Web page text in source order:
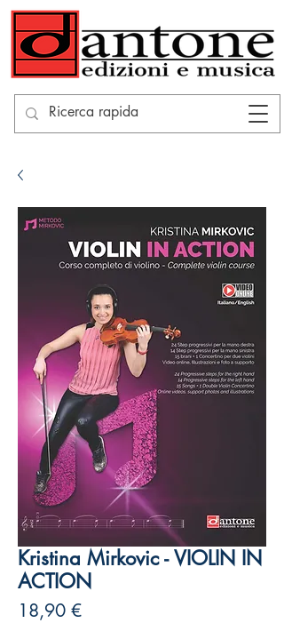
Kristina Mirkovic - VIOLIN IN
ACTION
18,90 €Prezzo